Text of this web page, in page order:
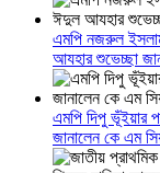
এমপি নজরুল
আযহার শুভেচ্ছা
এমপি দিপু ভূঁইয়ার
জানালেন কে এম